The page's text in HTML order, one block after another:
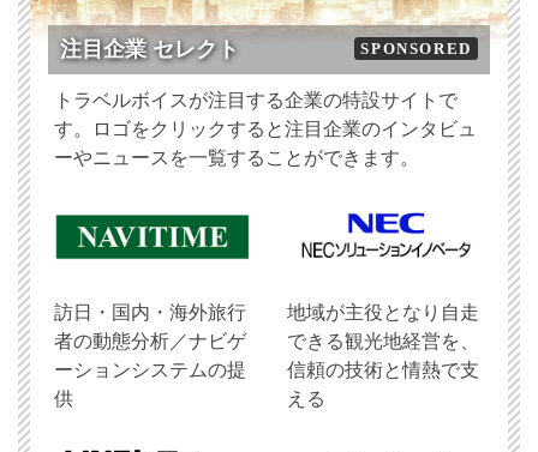
注目企業 セレクト SPONSORED
トラベルボイスが注目する企業の特設サイトで
す。ロゴをクリックすると注目企業のインタビュ
ーやニュースを一覧することができます。
訪日・国内・海外旅行
者の動態分析／ナビゲ
ーションシステムの提
供
地域が主役となり自走
できる観光地経営を、
信頼の技術と情熱で支
える